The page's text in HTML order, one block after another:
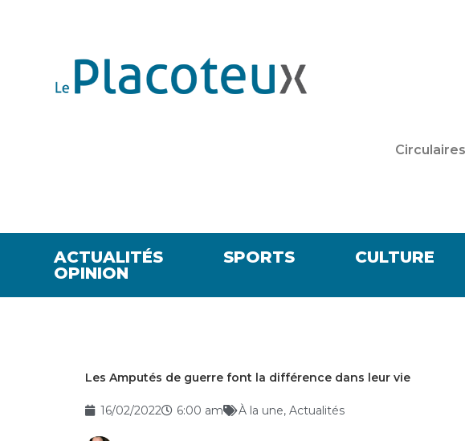
Circulaires
ACTUALITÉS SPORTS CULTURE
OPINION
Les Amputés de guerre font la différence dans leur vie
16/02/2022 6:00 am À la une, Actualités